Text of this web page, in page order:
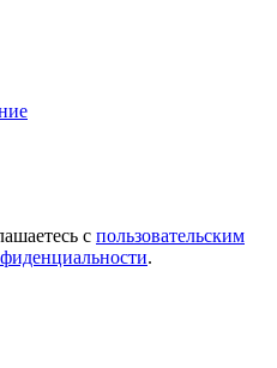
с пользовательским
.